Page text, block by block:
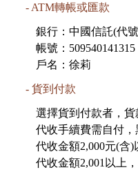
ATM轉帳或匯款
銀行：中國信託(代
帳號：509540141315
戶名：徐莉
貨到付款
選擇貨到付款者，貨
代收手續費需自付，
代收金額2,000元(含)
代收金額2,001以上